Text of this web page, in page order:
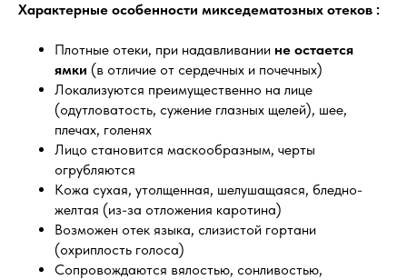
Характерные особенности микседематозных отеков :
Плотные отеки, при надавливании не остается
ямки (в отличие от сердечных и почечных)
Локализуются преимущественно на лице
(одутловатость, сужение глазных щелей), шее,
плечах, голенях
Лицо становится маскообразным, черты
огрубляются
Кожа сухая, утолщенная, шелушащаяся, бледно-
желтая (из-за отложения каротина)
Возможен отек языка, слизистой гортани
(охриплость голоса)
Сопровождаются вялостью, сонливостью,